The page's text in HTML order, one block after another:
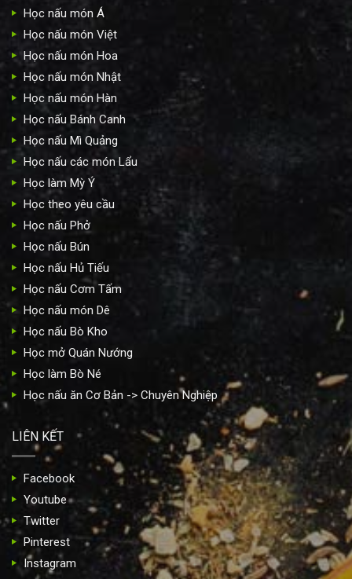
Học nấu món Á
Học nấu món Việt
Học nấu món Hoa
Học nấu món Nhật
Học nấu món Hàn
Học nấu Bánh Canh
Học nấu Mì Quảng
Học nấu các món Lẩu
Học làm Mỳ Ý
Học theo yêu cầu
Học nấu Phở
Học nấu Bún
Học nấu Hủ Tiếu
Học nấu Cơm Tấm
Học nấu món Dê
Học nấu Bò Kho
Học mở Quán Nướng
Học làm Bò Né
Học nấu ăn Cơ Bản -> Chuyên Nghiệp
LIÊN KẾT
Facebook
Youtube
Twitter
Pinterest
Instagram